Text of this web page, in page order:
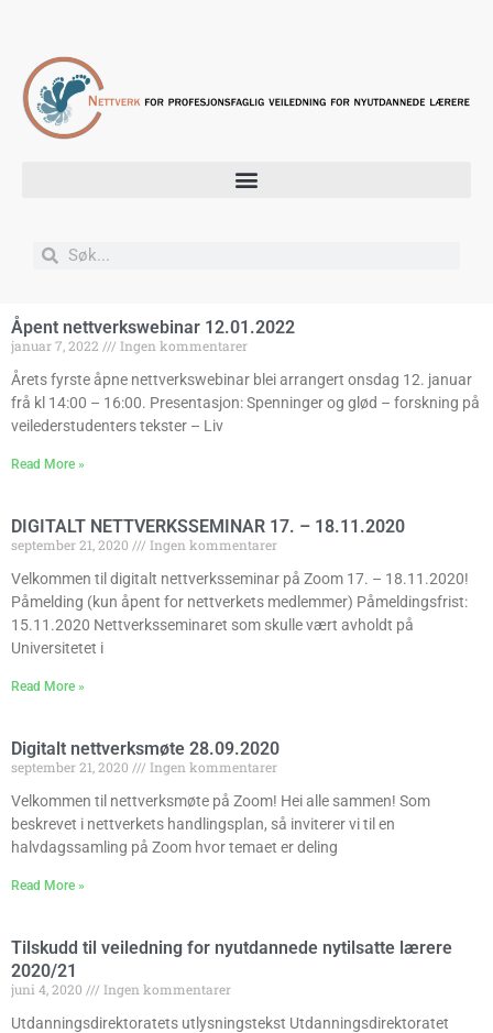
Åpent nettverkswebinar 12.01.2022
januar 7, 2022
Ingen kommentarer
Årets fyrste åpne nettverkswebinar blei arrangert onsdag 12. januar
frå kl 14:00 – 16:00. Presentasjon: Spenninger og glød – forskning på
veilederstudenters tekster – Liv
Read More »
DIGITALT NETTVERKSSEMINAR 17. – 18.11.2020
september 21, 2020
Ingen kommentarer
Velkommen til digitalt nettverksseminar på Zoom 17. – 18.11.2020!
Påmelding (kun åpent for nettverkets medlemmer) Påmeldingsfrist:
15.11.2020 Nettverksseminaret som skulle vært avholdt på
Universitetet i
Read More »
Digitalt nettverksmøte 28.09.2020
september 21, 2020
Ingen kommentarer
Velkommen til nettverksmøte på Zoom! Hei alle sammen! Som
beskrevet i nettverkets handlingsplan, så inviterer vi til en
halvdagssamling på Zoom hvor temaet er deling
Read More »
Tilskudd til veiledning for nyutdannede nytilsatte lærere
2020/21
juni 4, 2020
Ingen kommentarer
Utdanningsdirektoratets utlysningstekst Utdanningsdirektoratet